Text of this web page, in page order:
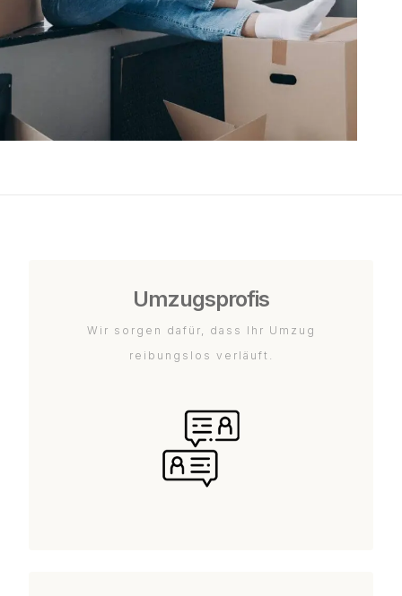
Umzugsprofis
Wir sorgen dafür, dass Ihr Umzug
reibungslos verläuft.